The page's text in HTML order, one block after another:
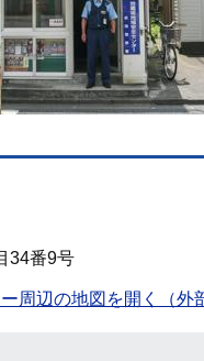
34番9号
周辺の地図を開く（外